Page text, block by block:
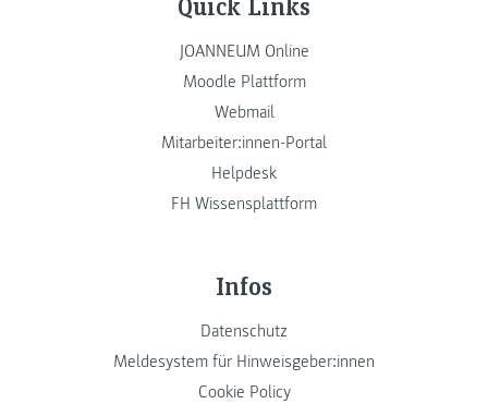
JOANNEUM Online
Moodle Plattform
Webmail
Mitarbeiter:innen-Portal
Helpdesk
FH Wissensplattform
Infos
Datenschutz
Meldesystem für Hinweisgeber:innen
Cookie Policy